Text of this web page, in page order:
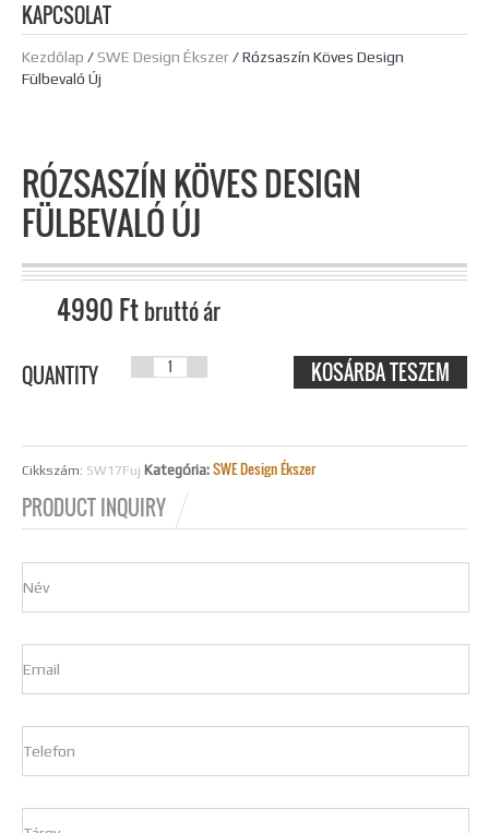
Kezdőlap /SWE Design Ékszer/ Rózsaszín Köves Design
Fülbevaló Új
RÓZSASZÍN KÖVES DESIGN
FÜLBEVALÓ ÚJ
4990Ft bruttó ár
QUANTITY
RÓZSASZÍN
DESIGN
FÜLBEVALÓ ÚJ
MENNYISÉG
KOSÁRBA TESZEM
Cikkszám: SW17Fuj Kategória: SWE Design Ékszer
PRODUCT INQUIRY
KAPCSOLAT